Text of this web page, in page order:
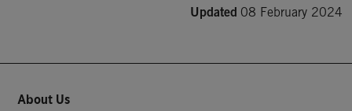
Updated 08 February 2024
About Us